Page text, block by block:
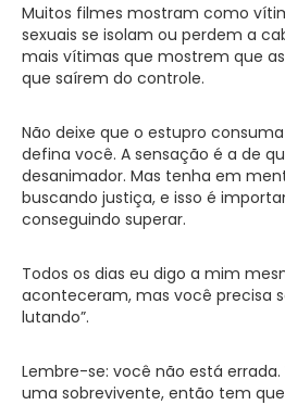
Muitos filmes mostram como
sexuais se isolam ou perdem a
mais vítimas que mostrem que
que saírem do controle.
Não deixe que o estupro
defina você. A sensação é a de
desanimador. Mas tenha em
buscando justiça, e isso é
conseguindo superar.
Todos os dias eu digo a mim
aconteceram, mas você precisa
lutando”.
Lembre-se: você não está
uma sobrevivente, então tem